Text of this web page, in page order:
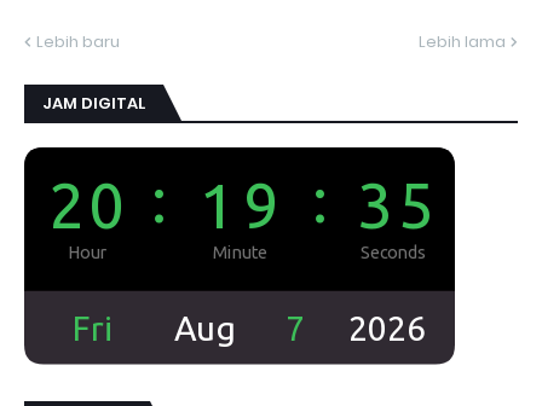
Lebih baru Lebih lama
JAM DIGITAL